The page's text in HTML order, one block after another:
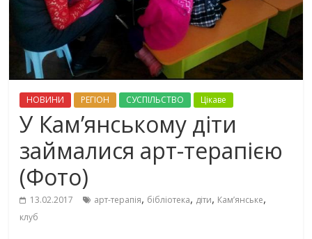
НОВИНИ РЕГІОН СУСПІЛЬСТВО Цікаве
У Кам’янському діти
займалися арт-терапією
(Фото)
13.02.2017 арт-терапія, бібліотека, діти, Кам’янське,
клуб